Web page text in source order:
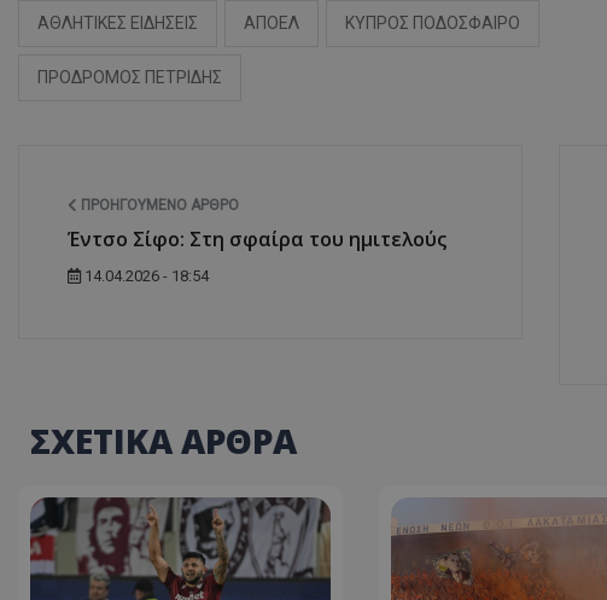
ΑΘΛΗΤΙΚΕΣ ΕΙΔΗΣΕΙΣ ΑΠΟΕΛ ΚΥΠΡΟΣ ΠΟΔΟΣΦΑΙΡΟ
ΠΡΟΔΡΟΜΟΣ ΠΕΤΡΙΔΗΣ
ΠΡΟΗΓΟΎΜΕΝΟ ΆΡΘΡΟ
Έντσο Σίφο: Στη σφαίρα του ημιτελούς
14.04.2026 - 18:54
ΣΧΕΤΙΚΑ ΑΡΘΡΑ